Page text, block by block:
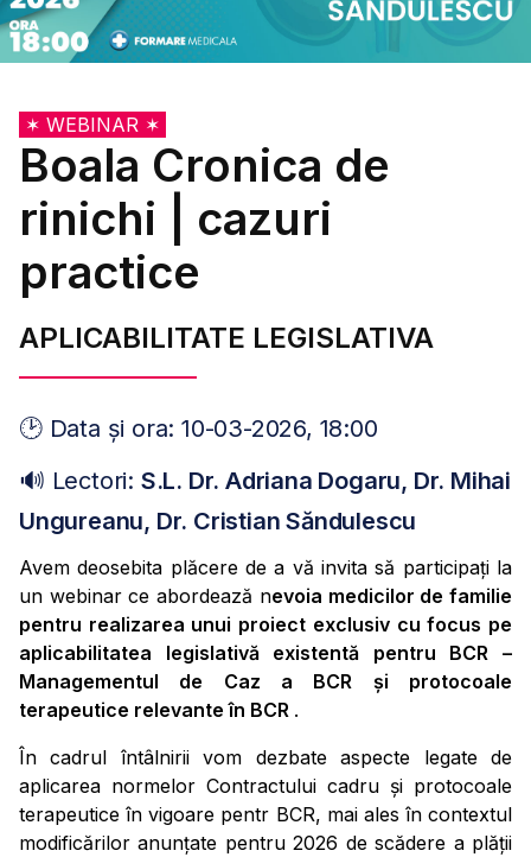
✶ WEBINAR ✶
Boala Cronica de
rinichi | cazuri
practice
APLICABILITATE LEGISLATIVA
🕑 Data și ora: 10-03-2026, 18:00
🔊 Lectori: S.L. Dr. Adriana Dogaru, Dr. Mihai
Ungureanu, Dr. Cristian Săndulescu
Avem deosebita plăcere de a vă invita să participați la
un webinar ce abordează nevoia medicilor de familie
pentru realizarea unui proiect exclusiv cu focus pe
aplicabilitatea legislativă existentă pentru BCR –
Managementul de Caz a BCR și protocoale
terapeutice relevante în BCR .
În cadrul întâlnirii vom dezbate aspecte legate de
aplicarea normelor Contractului cadru și protocoale
terapeutice în vigoare pentr BCR, mai ales în contextul
modificărilor anunțate pentru 2026 de scădere a plății